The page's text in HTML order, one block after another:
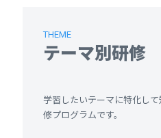
THEME
テーマ別研修
学習したいテーマに特化し
修プログラムです。